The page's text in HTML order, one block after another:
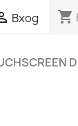
Вход shopping_cart